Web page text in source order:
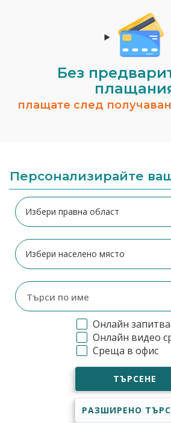
Без
плащате след
Персонализирайте
Онлайн
Онлайн видео
Среща в офис
ТЪРСЕНЕ
РАЗШИРЕНО